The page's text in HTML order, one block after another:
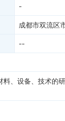
-
成都市双流区
--
、设备、技术